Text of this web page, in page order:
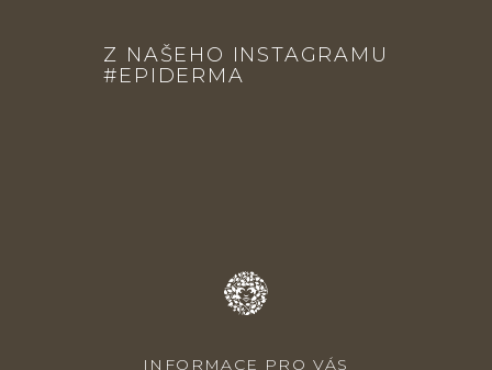
Z NAŠEHO INSTAGRAMU
#EPIDERMA
INFORMACE PRO VÁS